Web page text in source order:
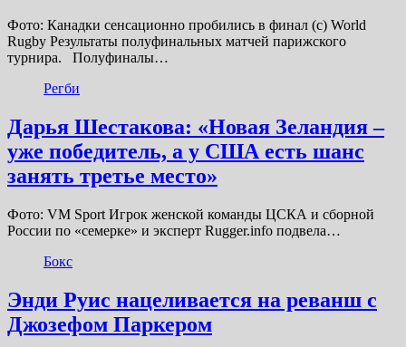
Фото: Канадки сенсационно пробились в финал (с) World
Rugby Результаты полуфинальных матчей парижского
турнира. Полуфиналы…
Регби
Дарья Шестакова: «Новая Зеландия –
уже победитель, а у США есть шанс
занять третье место»
Фото: VM Sport Игрок женской команды ЦСКА и сборной
России по «семерке» и эксперт Rugger.info подвела…
Бокс
Энди Руис нацеливается на реванш с
Джозефом Паркером